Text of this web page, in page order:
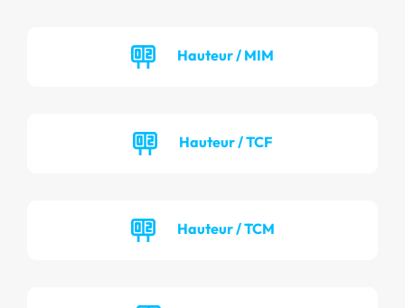
Hauteur / MIM
Hauteur / TCF
Hauteur / TCM